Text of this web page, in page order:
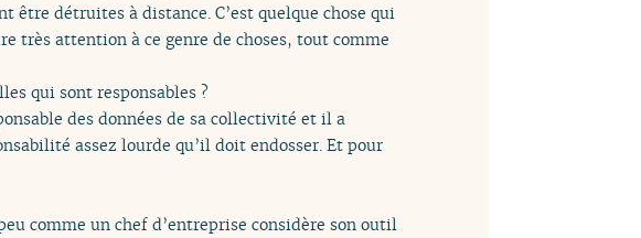
être détruites à distance. C’est quelque chose qui
très attention à ce genre de choses, tout comme
qui sont responsables ?
des données de sa collectivité et il a
assez lourde qu’il doit endosser. Et pour
comme un chef d’entreprise considère son outil